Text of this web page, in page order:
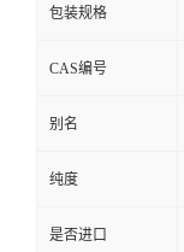
包装规格
CAS编号
别名
纯度
是否进口